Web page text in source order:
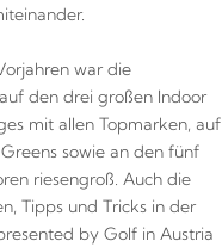
war die
den drei großen Indoor
mit allen Topmarken, auf
sowie an den fünf
riesengroß. Auch die
Tipps und Tricks in der
by Golf in Austria